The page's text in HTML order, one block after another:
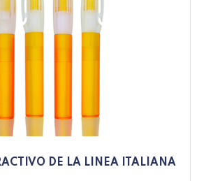
DE LA LINEA ITALIANA